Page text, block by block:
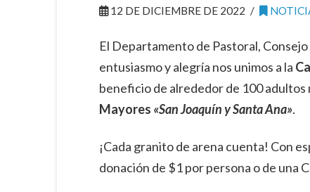
12 DE DICIEMBRE DE 2022
El Departamento de Pastoral,
entusiasmo y alegría nos unimos a la
beneficio de alrededor de 100 adultos
Mayores «San Joaquín y Santa Ana».
¡Cada granito de arena cuenta! Con
donación de $1 por persona o de una